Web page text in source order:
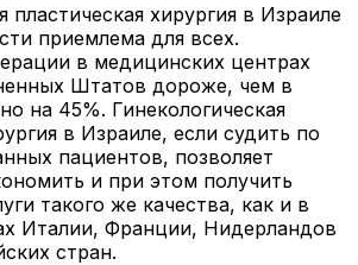
пластическая хирургия в Израиле
приемлема для всех.
в медицинских центрах
Штатов дороже, чем в
на 45%. Гинекологическая
в Израиле, если судить по
пациентов, позволяет
и при этом получить
такого же качества, как и в
Италии, Франции, Нидерландов
стран.